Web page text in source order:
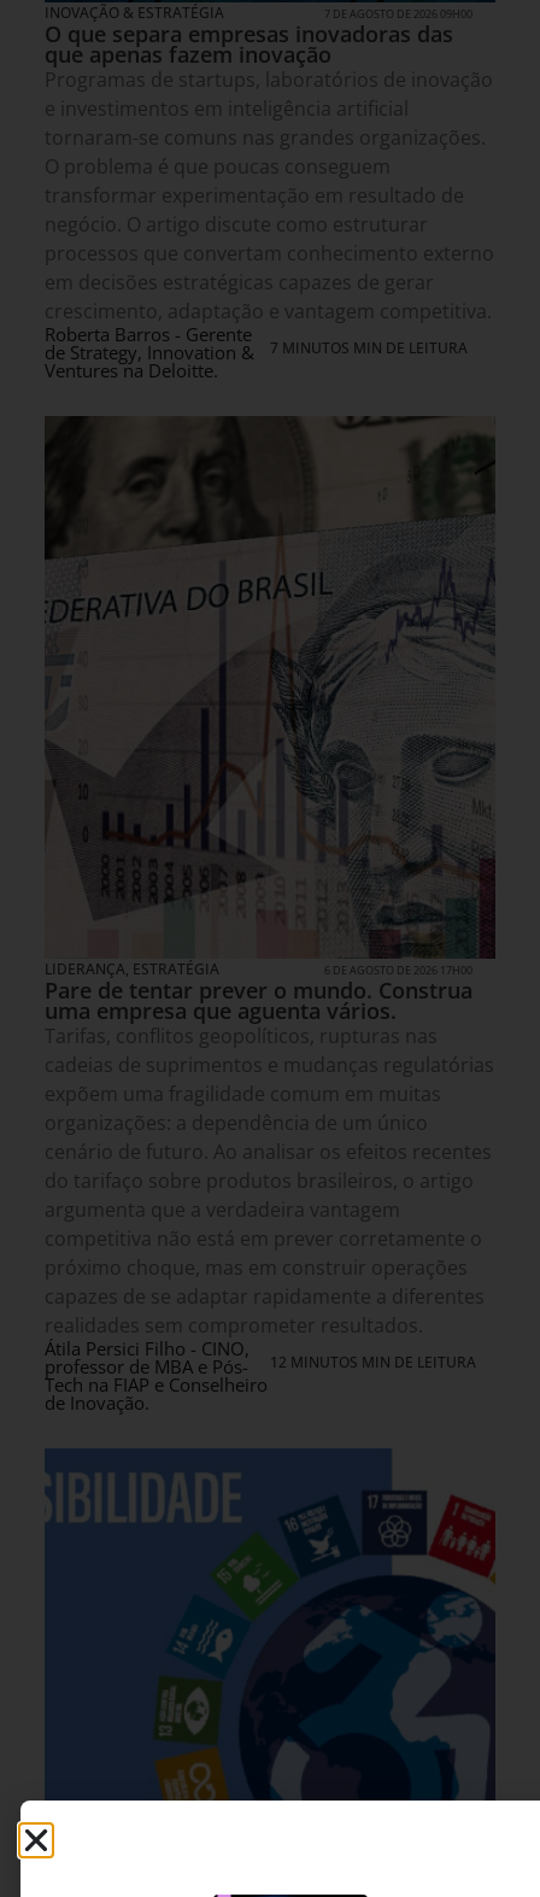
INOVAÇÃO & ESTRATÉGIA 7 DE AGOSTO DE 2026 09H00
O que separa empresas inovadoras das
que apenas fazem inovação
Programas de startups, laboratórios de inovação
e investimentos em inteligência artificial
tornaram-se comuns nas grandes organizações.
O problema é que poucas conseguem
transformar experimentação em resultado de
negócio. O artigo discute como estruturar
processos que convertam conhecimento externo
em decisões estratégicas capazes de gerar
crescimento, adaptação e vantagem competitiva.
Roberta Barros - Gerente
de Strategy, Innovation &
Ventures na Deloitte.
7 MINUTOS MIN DE LEITURA
LIDERANÇA, ESTRATÉGIA 6 DE AGOSTO DE 2026 17H00
Pare de tentar prever o mundo. Construa
uma empresa que aguenta vários.
Tarifas, conflitos geopolíticos, rupturas nas
cadeias de suprimentos e mudanças regulatórias
expõem uma fragilidade comum em muitas
organizações: a dependência de um único
cenário de futuro. Ao analisar os efeitos recentes
do tarifaço sobre produtos brasileiros, o artigo
argumenta que a verdadeira vantagem
competitiva não está em prever corretamente o
próximo choque, mas em construir operações
capazes de se adaptar rapidamente a diferentes
realidades sem comprometer resultados.
Átila Persici Filho - CINO,
professor de MBA e Pós-
Tech na FIAP e Conselheiro
de Inovação.
12 MINUTOS MIN DE LEITURA